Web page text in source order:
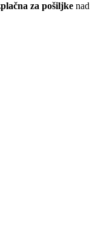
za pošiljke nad